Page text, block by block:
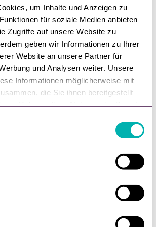
um Inhalte und Anzeigen zu
für soziale Medien anbieten
Zugriffe auf unsere Website zu
geben wir Informationen zu Ihrer
Website an unsere Partner für
und Analysen weiter. Unsere
Informationen möglicherweise mit
die Sie ihnen bereitgestellt
Digitalisierung
Sie Ihren Online-Shop!
Ihren Online-Shop! Jetzt!! Eine
Schrift. Aus gegebenem Anlass.